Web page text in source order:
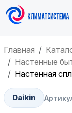
Главная
Настенные
Настенная
Daikin